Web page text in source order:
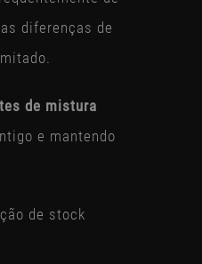
diferenças de
de mistura
e mantendo
de stock